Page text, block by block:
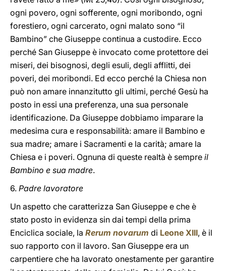
ogni povero, ogni sofferente, ogni moribondo, ogni
forestiero, ogni carcerato, ogni malato sono “il
Bambino” che Giuseppe continua a custodire. Ecco
perché San Giuseppe è invocato come protettore dei
miseri, dei bisognosi, degli esuli, degli afflitti, dei
poveri, dei moribondi. Ed ecco perché la Chiesa non
può non amare innanzitutto gli ultimi, perché Gesù ha
posto in essi una preferenza, una sua personale
identificazione. Da Giuseppe dobbiamo imparare la
medesima cura e responsabilità: amare il Bambino e
sua madre; amare i Sacramenti e la carità; amare la
Chiesa e i poveri. Ognuna di queste realtà è sempre il
Bambino e sua madre.
6. Padre lavoratore
Un aspetto che caratterizza San Giuseppe e che è
stato posto in evidenza sin dai tempi della prima
Enciclica sociale, la Rerum novarum di Leone XIII, è il
suo rapporto con il lavoro. San Giuseppe era un
carpentiere che ha lavorato onestamente per garantire